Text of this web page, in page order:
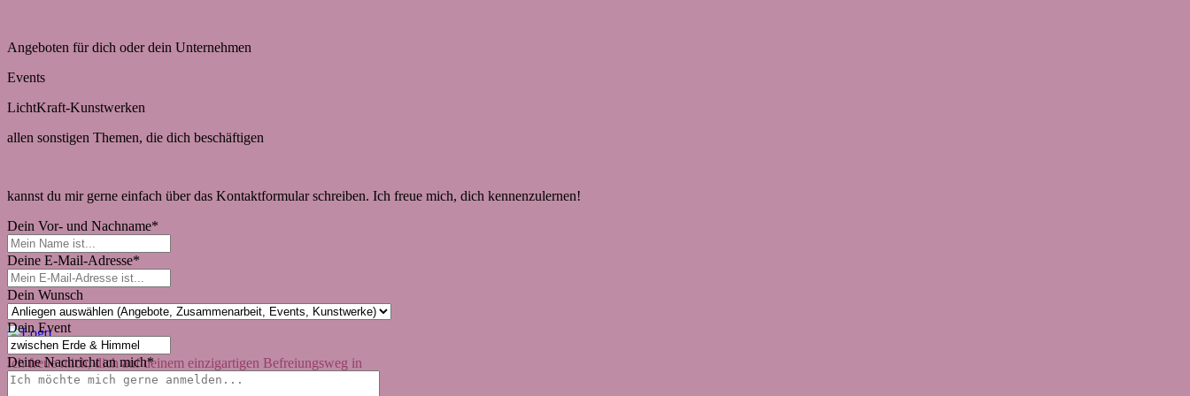
Angeboten für dich oder dein Unternehmen
Events
LichtKraft-Kunstwerken
allen sonstigen Themen, die dich beschäftigen
kannst du mir gerne einfach über das Kontaktformular schreiben. Ich freue mich, dich kennenzulernen!
Dein Vor- und Nachname*
Deine E-Mail-Adresse*
Dein Wunsch
Dein Event
Deine Nachricht an mich*
Ich freue mich, dich auf deinem einzigartigen Befreiungsweg in
deine wahre Strahlkraft begleiten zu dürfen.